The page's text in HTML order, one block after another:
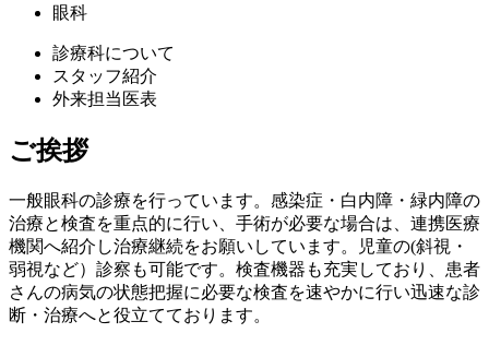
眼科
診療科について
スタッフ紹介
外来担当医表
ご挨拶
一般眼科の診療を行っています。感染症・白内障・緑内障の
治療と検査を重点的に行い、手術が必要な場合は、連携医療
機関へ紹介し治療継続をお願いしています。児童の(斜視・
弱視など）診察も可能です。検査機器も充実しており、患者
さんの病気の状態把握に必要な検査を速やかに行い迅速な診
断・治療へと役立てております。